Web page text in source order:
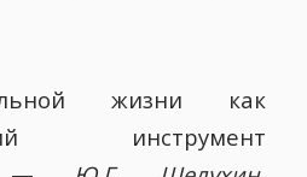
жизни как
инструмент